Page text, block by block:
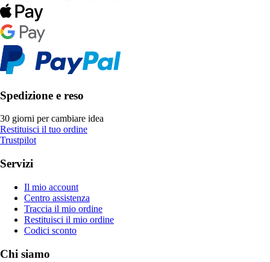
Spedizione e reso
30 giorni per cambiare idea
Restituisci il tuo ordine
Trustpilot
Servizi
Il mio account
Centro assistenza
Traccia il mio ordine
Restituisci il mio ordine
Codici sconto
Chi siamo